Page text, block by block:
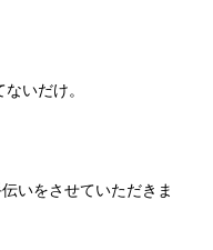
いだけ。
いをさせていただきま